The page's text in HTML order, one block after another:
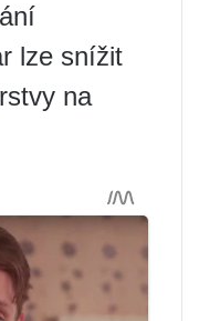
lze snížit
na